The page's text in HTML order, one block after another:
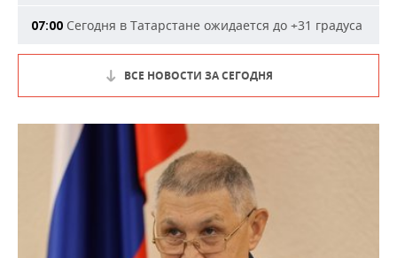
07:00 Сегодня в Татарстане ожидается до +31 градуса
ВСЕ НОВОСТИ ЗА СЕГОДНЯ